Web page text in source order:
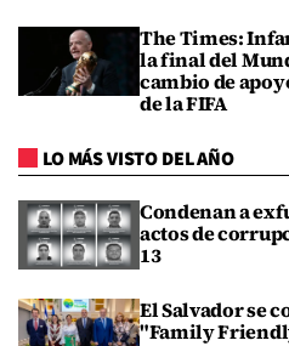
The Times:
la final del
cambio de
de la FIFA
LO MÁS VISTO DEL AÑO
Condenan a
actos de
13
El Salvador se
"Family